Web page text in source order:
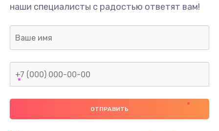
наши специалисты с радостью ответят вам!